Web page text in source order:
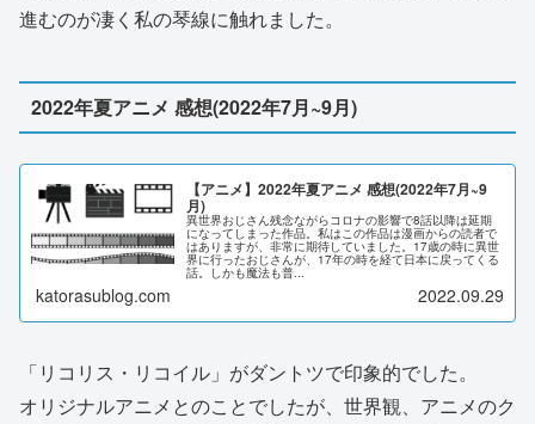
進むのが凄く私の琴線に触れました。
2022年夏アニメ 感想(2022年7月~9月)
【アニメ】2022年夏アニメ 感想(2022年7月~9
月)
異世界おじさん残念ながらコロナの影響で8話以降は延期
になってしまった作品。私はこの作品は漫画からの読者で
はありますが、非常に期待していました。17歳の時に異世
界に行ったおじさんが、17年の時を経て日本に戻ってくる
話。しかも魔法も普...
katorasublog.com 2022.09.29
「リコリス・リコイル」がダントツで印象的でした。
オリジナルアニメとのことでしたが、世界観、アニメのク